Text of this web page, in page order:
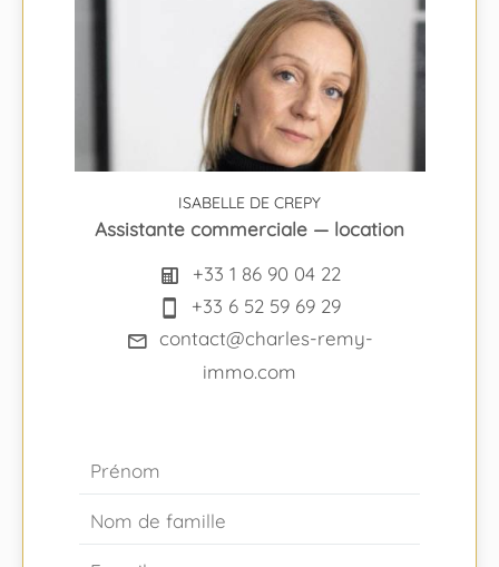
ISABELLE DE CREPY
Assistante commerciale — location
+33 1 86 90 04 22
+33 6 52 59 69 29
contact@charles-remy-
immo.com